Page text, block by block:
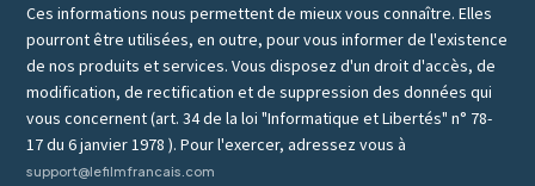
Ces informations nous permettent de mieux vous connaître. Elles
pourront être utilisées, en outre, pour vous informer de l'existence
de nos produits et services. Vous disposez d'un droit d'accès, de
modification, de rectification et de suppression des données qui
vous concernent (art. 34 de la loi "Informatique et Libertés" n° 78-
17 du 6 janvier 1978 ). Pour l'exercer, adressez vous à
support@lefilmfrancais.com